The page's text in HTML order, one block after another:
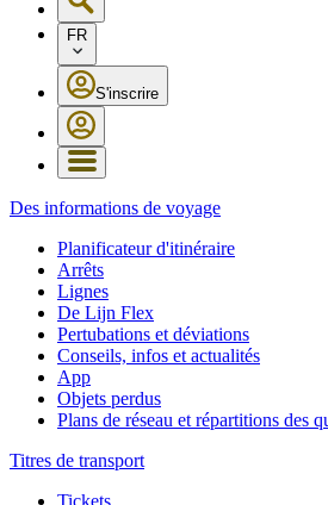
FR
S'inscrire
Des informations de voyage
Planificateur d'itinéraire
Arrêts
Lignes
De Lijn Flex
Pertubations et déviations
Conseils, infos et actualités
App
Objets perdus
Plans de réseau et répartitions des
Titres de transport
Tickets